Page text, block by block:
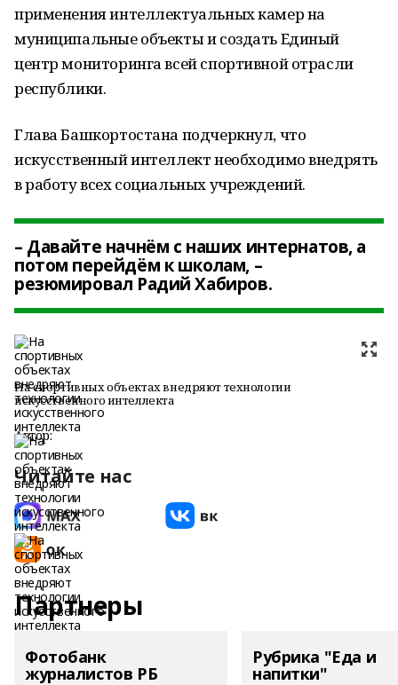
применения интеллектуальных камер на
муниципальные объекты и создать Единый
центр мониторинга всей спортивной отрасли
республики.
Глава Башкортостана подчеркнул, что
искусственный интеллект необходимо внедрять
в работу всех социальных учреждений.
– Давайте начнём с наших интернатов, а
потом перейдём к школам, –
резюмировал Радий Хабиров.
На спортивных объектах внедряют технологии
искусственного интеллекта
Автор:
Читайте нас
Партнеры
Фотобанк
журналистов РБ
Рубрика "Еда и
напитки"